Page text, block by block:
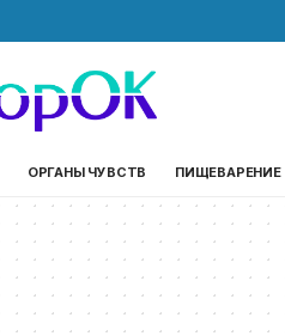
ОРГАНЫ ЧУВСТВ ПИЩЕВАРЕНИЕ